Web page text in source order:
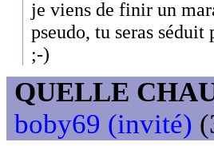
je viens de finir un
pseudo, tu seras
;-)
QUELLE
boby69 (invité)